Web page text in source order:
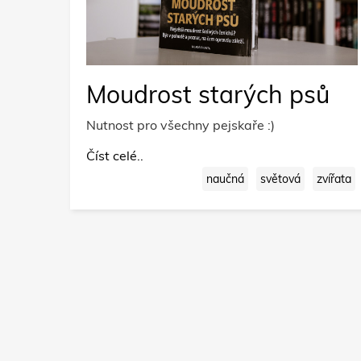
Moudrost starých psů
Nutnost pro všechny pejskaře :)
Číst celé..
naučná světová zvířata